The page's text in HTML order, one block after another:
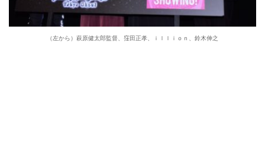
（左から）萩原健太郎監督、窪田正孝、ｉｌｌｉｏｎ、鈴木伸之